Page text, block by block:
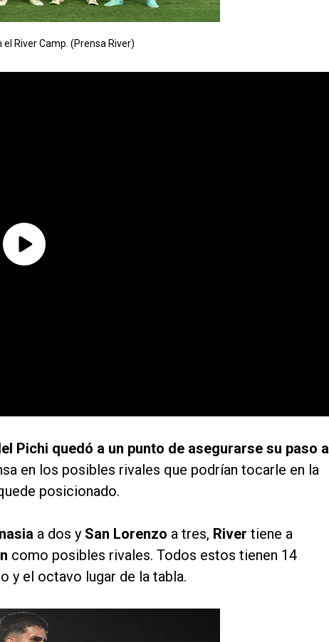
el River Camp. (Prensa River)
Pichi quedó a un punto de asegurarse su paso a
en los posibles rivales que podrían tocarle en la
posicionado.
a dos y San Lorenzo a tres, River tiene a
como posibles rivales. Todos estos tienen 14
y el octavo lugar de la tabla.